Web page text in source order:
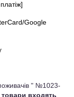
Google
" №1023-
входять